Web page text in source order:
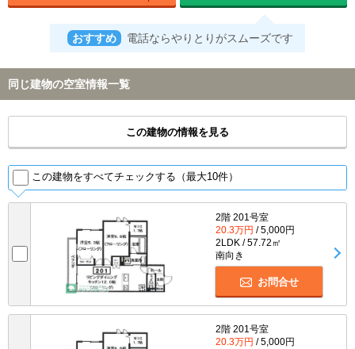
おすすめ 電話ならやりとりがスムーズです
同じ建物の空室情報一覧
この建物の情報を見る
この建物をすべてチェックする（最大10件）
2階 201号室
20.3万円 / 5,000円
2LDK / 57.72㎡
南向き
お問合せ
2階 201号室
20.3万円 / 5,000円